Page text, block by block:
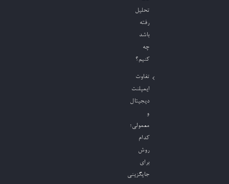
تحلیل
رفته
باشد
چه
کنیم؟
تفاوت
ایمپلنت
دیجیتال
و
معمولی؛
کدام
روش
برای
جایگزینی